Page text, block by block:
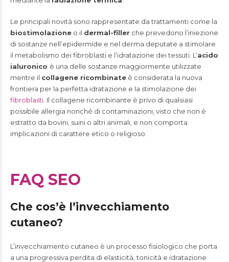
Le principali novità sono rappresentate da trattamenti come la
biostimolazione o il dermal-filler che prevedono l’iniezione
di sostanze nell’epidermide e nel derma deputate a stimolare
il metabolismo dei fibroblasti e l’idratazione dei tessuti. L’acido
ialuronico è una delle sostanze maggiormente utilizzate
mentre il collagene ricombinate è considerata la nuova
frontiera per la perfetta idratazione e la stimolazione dei
fibroblasti . Il collagene ricombinante è privo di qualsiasi
possibile allergia nonché di contaminazioni, visto che non è
estratto da bovini, suini o altri animali, e non comporta
implicazioni di carattere etico o religioso.
FAQ SEO
Che cos’è l’invecchiamento
cutaneo?
L’invecchiamento cutaneo è un processo fisiologico che porta
a una progressiva perdita di elasticità, tonicità e idratazione